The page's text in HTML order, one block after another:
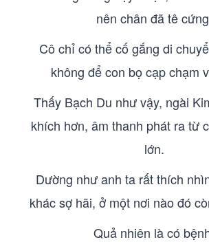
nên chân đã tê
Cô chỉ có thể cố gắng di
không để con bọ cạp chạm
Thấy Bạch Du như vậy, ngài
khích hơn, âm thanh phát ra từ
lớn.
Dường như anh ta rất thích
khác sợ hãi, ở một nơi nào đó
Quả nhiên là có